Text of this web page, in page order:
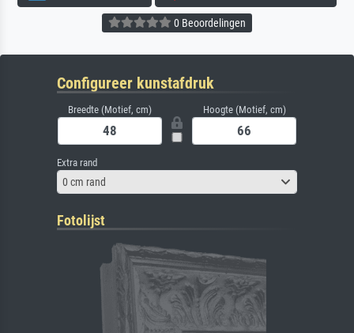
0 Beoordelingen
Configureer kunstafdruk
Breedte (Motief, cm) Hoogte (Motief, cm)
Extra rand
0 cm rand
Fotolijst